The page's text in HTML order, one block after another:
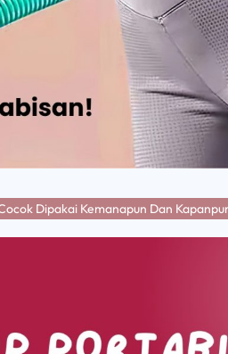
Dipakai Kemanapun Dan